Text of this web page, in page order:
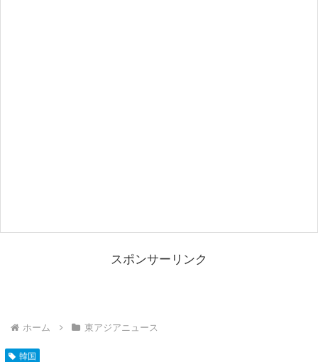
スポンサーリンク
ホーム 東アジアニュース
韓国